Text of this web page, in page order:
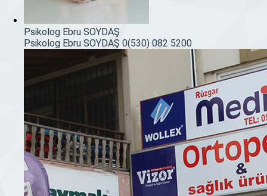
Psikolog Ebru SOYDAŞ
Psikolog Ebru SOYDAŞ 0(530) 082 5200